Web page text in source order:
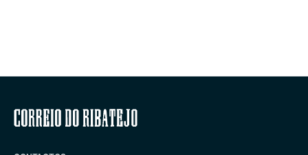
Correio do Ribatejo